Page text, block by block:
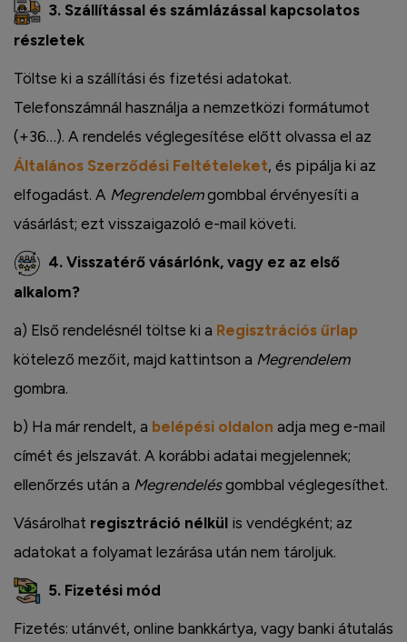
3. Szállítással és számlázással kapcsolatos
részletek
Töltse ki a szállítási és fizetési adatokat.
Telefonszámnál használja a nemzetközi formátumot
(+36…). A rendelés véglegesítése előtt olvassa el az
Általános Szerződési Feltételeket, és pipálja ki az
elfogadást. A Megrendelemgombbal érvényesíti a
vásárlást; ezt visszaigazoló e-mail követi.
4. Visszatérő vásárlónk, vagy ez az első
alkalom?
a) Első rendelésnél töltse ki a Regisztrációs űrlap
kötelező mezőit, majd kattintson a Megrendelem
gombra.
b) Ha már rendelt, a belépési oldalon adja meg e-mail
címét és jelszavát. A korábbi adatai megjelennek;
ellenőrzés után a Megrendelésgombbal véglegesíthet.
Vásárolhat regisztráció nélkül is vendégként; az
adatokat a folyamat lezárása után nem tároljuk.
5. Fizetési mód
Fizetés: utánvét, online bankkártya, vagy banki átutalás